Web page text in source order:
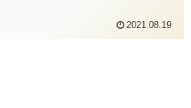
2021.08.19